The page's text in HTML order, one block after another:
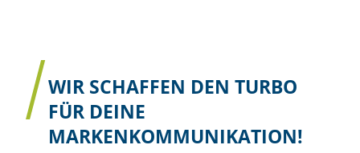
WIR SCHAFFEN DEN TURBO
FÜR DEINE
MARKENKOMMUNIKATION!